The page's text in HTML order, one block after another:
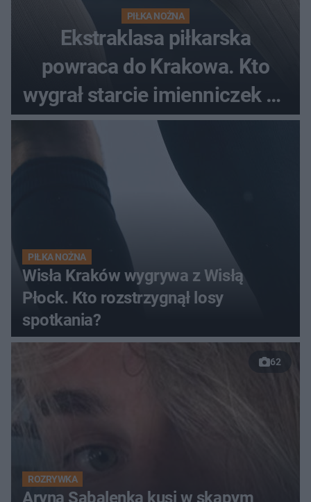
PIŁKA NOŻNA
Ekstraklasa piłkarska
powraca do Krakowa. Kto
wygrał starcie imienniczek na
pełnym stadionie
PIŁKA NOŻNA
Wisła Kraków wygrywa z Wisłą
Płock. Kto rozstrzygnął losy
spotkania?
62
ROZRYWKA
Aryna Sabalenka kusi w skąpym